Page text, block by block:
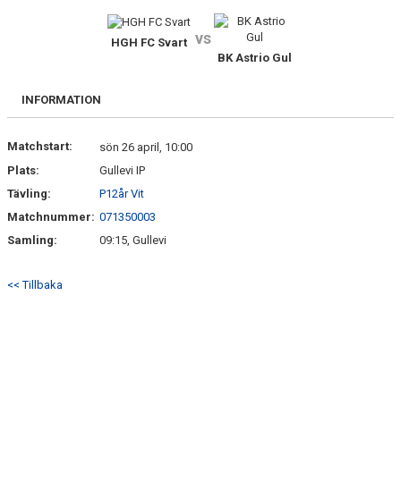
STÖTTA BK ASTRIO
TRYGG I ASTRIO
BK ASTRIO LOPPIS & CAFÉ
ASTRIOSHOPEN
HGH FC Svart vs
BK Astrio Gul
INFORMATION
Matchstart:
sön 26 april, 10:00
Plats:
Gullevi IP
Tävling:
P12år Vit
Matchnummer: 071350003
Samling:
09:15, Gullevi
<< Tillbaka